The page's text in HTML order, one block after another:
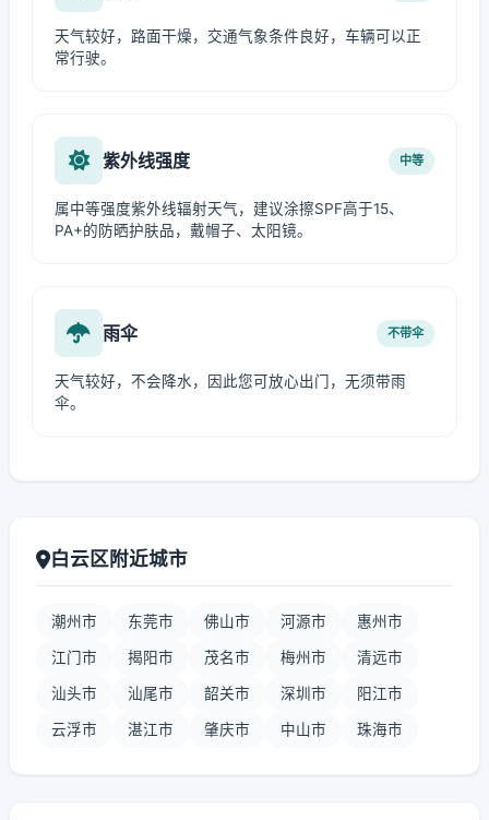
天气较好，路面干燥，交通气象条件良好，车辆可以正
常行驶。
紫外线强度 中等
属中等强度紫外线辐射天气，建议涂擦SPF高于15、
PA+的防晒护肤品，戴帽子、太阳镜。
雨伞 不带伞
天气较好，不会降水，因此您可放心出门，无须带雨
伞。
白云区附近城市
潮州市 东莞市 佛山市 河源市 惠州市
江门市 揭阳市 茂名市 梅州市 清远市
汕头市 汕尾市 韶关市 深圳市 阳江市
云浮市 湛江市 肇庆市 中山市 珠海市